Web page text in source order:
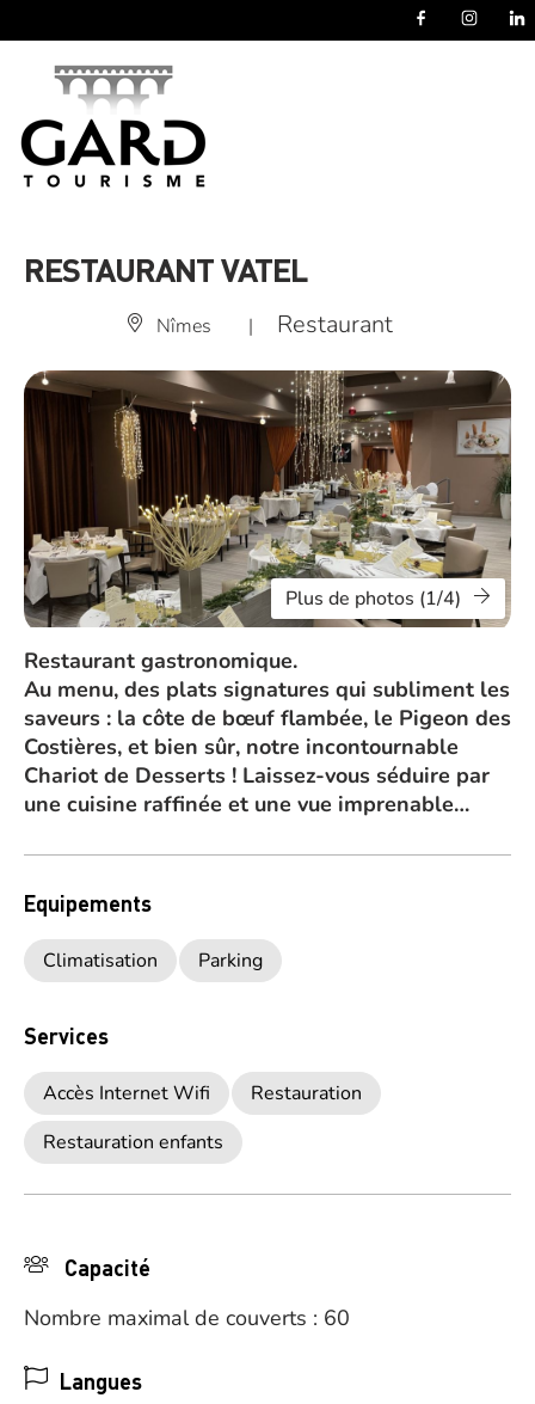
RESTAURANT VATEL
Nîmes | Restaurant
Plus de photos (1/4)
Restaurant gastronomique.
Au menu, des plats signatures qui subliment les
saveurs : la côte de bœuf flambée, le Pigeon des
Costières, et bien sûr, notre incontournable
Chariot de Desserts ! Laissez-vous séduire par
une cuisine raffinée et une vue imprenable…
Equipements
Climatisation Parking
Services
Accès Internet Wifi
Restauration
Restauration enfants
Capacité
Nombre maximal de couverts : 60
Langues